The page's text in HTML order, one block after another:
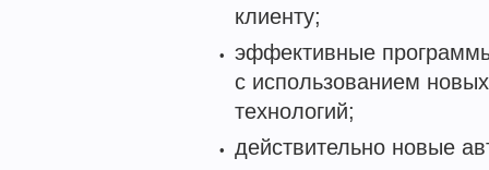
клиенту;
эффективные
с использованием
технологий;
действительно новые